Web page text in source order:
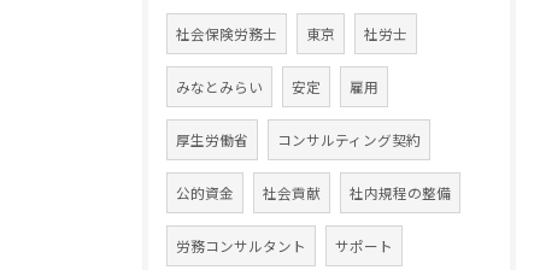
社会保険労務士 東京 社労士
みなとみらい 安定 雇用
厚生労働省 コンサルティング契約
公的資金 社会貢献 社内規程の整備
労務コンサルタント サポート